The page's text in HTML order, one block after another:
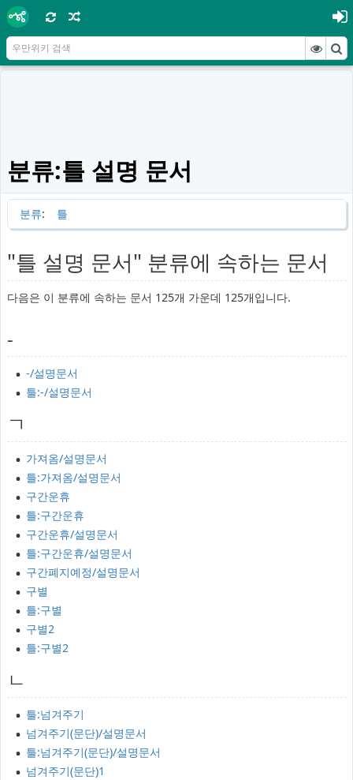
분류:틀 설명 문서
분류: 틀
"틀 설명 문서" 분류에 속하는 문서
다음은 이 분류에 속하는 문서 125개 가운데 125개입니다.
-
-/설명문서
틀:-/설명문서
ㄱ
가져옴/설명문서
틀:가져옴/설명문서
구간운휴
틀:구간운휴
구간운휴/설명문서
틀:구간운휴/설명문서
구간폐지예정/설명문서
구별
틀:구별
구별2
틀:구별2
ㄴ
틀:넘겨주기
넘겨주기(문단)/설명문서
틀:넘겨주기(문단)/설명문서
넘겨주기(문단)1